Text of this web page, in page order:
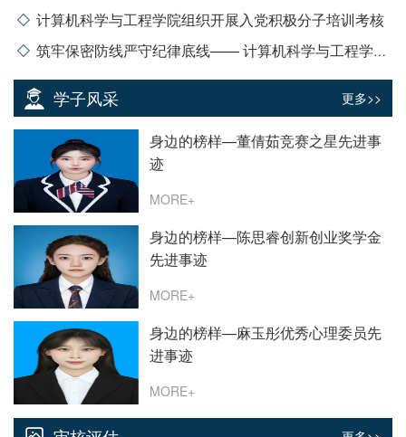
计算机科学与工程学院组织开展入党积极分子培训考核
筑牢保密防线严守纪律底线—— 计算机科学与工程学院赴西北工业大学保密教育实训基地开展专题培训
学子风采 更多>>
身边的榜样—董倩茹竞赛之星先进事
迹
MORE+
身边的榜样—陈思睿创新创业奖学金
先进事迹
MORE+
身边的榜样—麻玉彤优秀心理委员先
进事迹
MORE+